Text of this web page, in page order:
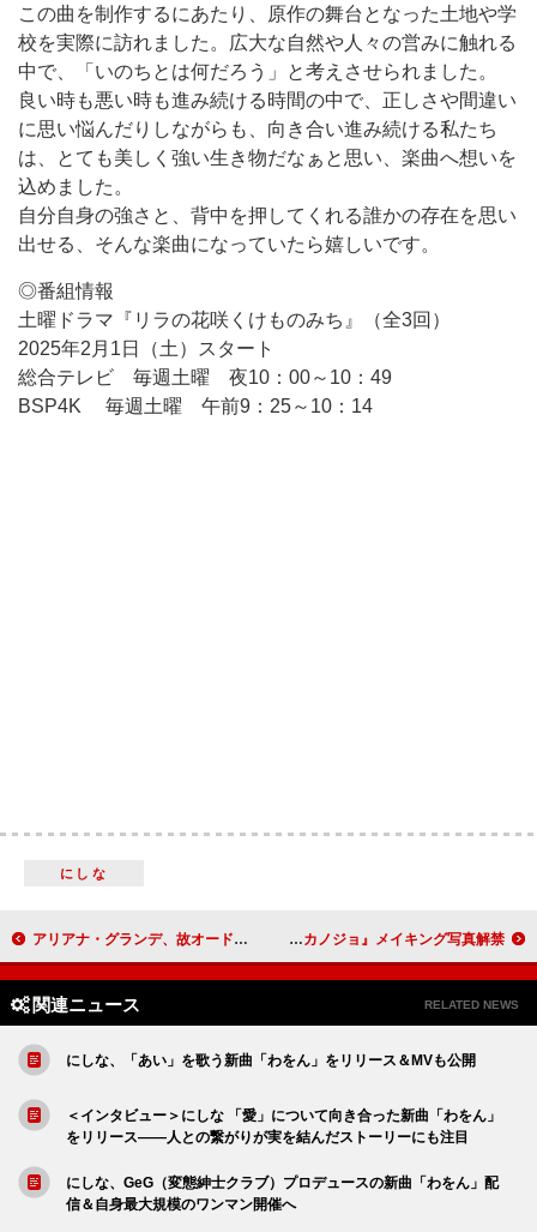
この曲を制作するにあたり、原作の舞台となった土地や学
校を実際に訪れました。広大な自然や人々の営みに触れる
中で、「いのちとは何だろう」と考えさせられました。
良い時も悪い時も進み続ける時間の中で、正しさや間違い
に思い悩んだりしながらも、向き合い進み続ける私たち
は、とても美しく強い生き物だなぁと思い、楽曲へ想いを
込めました。
自分自身の強さと、背中を押してくれる誰かの存在を思い
出せる、そんな楽曲になっていたら嬉しいです。
◎番組情報
土曜ドラマ『リラの花咲くけものみち』（全3回）
2025年2月1日（土）スタート
総合テレビ 毎週土曜 夜10：00～10：49
BSP4K 毎週土曜 午前9：25～10：14
にしな
アリアナ・グランデ、故オードリー・ヘップバーンの伝記映画は“完璧”でなければならないと語る 中島健人が主演＆miletがヒロイン役、映画『知らないカノジョ』メイキング写真解禁
関連ニュース RELATED NEWS
にしな、「あい」を歌う新曲「わをん」をリリース＆MVも公開
＜インタビュー＞にしな 「愛」について向き合った新曲「わをん」
をリリース――人との繋がりが実を結んだストーリーにも注目
にしな、GeG（変態紳士クラブ）プロデュースの新曲「わをん」配
信＆自身最大規模のワンマン開催へ